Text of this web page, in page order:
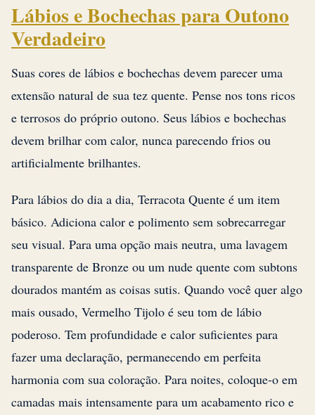
Lábios e Bochechas para Outono
Verdadeiro
Suas cores de lábios e bochechas devem parecer uma
extensão natural de sua tez quente. Pense nos tons ricos
e terrosos do próprio outono. Seus lábios e bochechas
devem brilhar com calor, nunca parecendo frios ou
artificialmente brilhantes.
Para lábios do dia a dia, Terracota Quente é um item
básico. Adiciona calor e polimento sem sobrecarregar
seu visual. Para uma opção mais neutra, uma lavagem
transparente de Bronze ou um nude quente com subtons
dourados mantém as coisas sutis. Quando você quer algo
mais ousado, Vermelho Tijolo é seu tom de lábio
poderoso. Tem profundidade e calor suficientes para
fazer uma declaração, permanecendo em perfeita
harmonia com sua coloração. Para noites, coloque-o em
camadas mais intensamente para um acabamento rico e